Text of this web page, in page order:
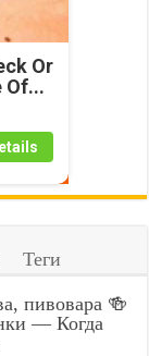
Or
Of...
Теги
пивовара 🍻
— Когда